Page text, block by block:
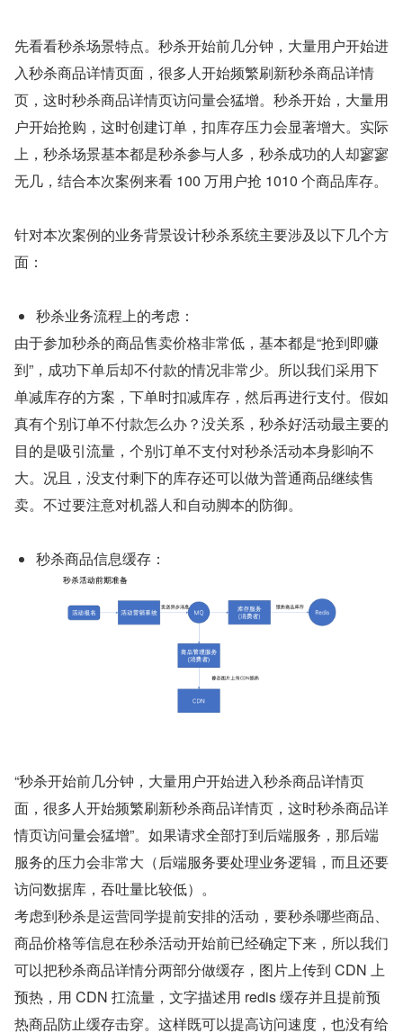
先看看秒杀场景特点。秒杀开始前几分钟，大量用户开始进
入秒杀商品详情页面，很多人开始频繁刷新秒杀商品详情
页，这时秒杀商品详情页访问量会猛增。秒杀开始，大量用
户开始抢购，这时创建订单，扣库存压力会显著增大。实际
上，秒杀场景基本都是秒杀参与人多，秒杀成功的人却寥寥
无几，结合本次案例来看 100 万用户抢 1010 个商品库存。
针对本次案例的业务背景设计秒杀系统主要涉及以下几个方
面：
秒杀业务流程上的考虑：
由于参加秒杀的商品售卖价格非常低，基本都是“抢到即赚
到”，成功下单后却不付款的情况非常少。所以我们采用下
单减库存的方案，下单时扣减库存，然后再进行支付。假如
真有个别订单不付款怎么办？没关系，秒杀好活动最主要的
目的是吸引流量，个别订单不支付对秒杀活动本身影响不
大。况且，没支付剩下的库存还可以做为普通商品继续售
卖。不过要注意对机器人和自动脚本的防御。
秒杀商品信息缓存：
“秒杀开始前几分钟，大量用户开始进入秒杀商品详情页
面，很多人开始频繁刷新秒杀商品详情页，这时秒杀商品详
情页访问量会猛增”。如果请求全部打到后端服务，那后端
服务的压力会非常大（后端服务要处理业务逻辑，而且还要
访问数据库，吞吐量比较低）。
考虑到秒杀是运营同学提前安排的活动，要秒杀哪些商品、
商品价格等信息在秒杀活动开始前已经确定下来，所以我们
可以把秒杀商品详情分两部分做缓存，图片上传到 CDN 上
预热，用 CDN 扛流量，文字描述用 redis 缓存并且提前预
热商品防止缓存击穿。这样既可以提高访问速度，也没有给